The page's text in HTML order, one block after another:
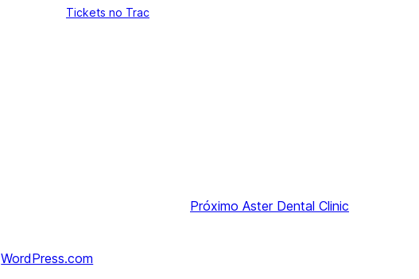
Tickets no Trac
Próximo Aster Dental Clinic
WordPress.com